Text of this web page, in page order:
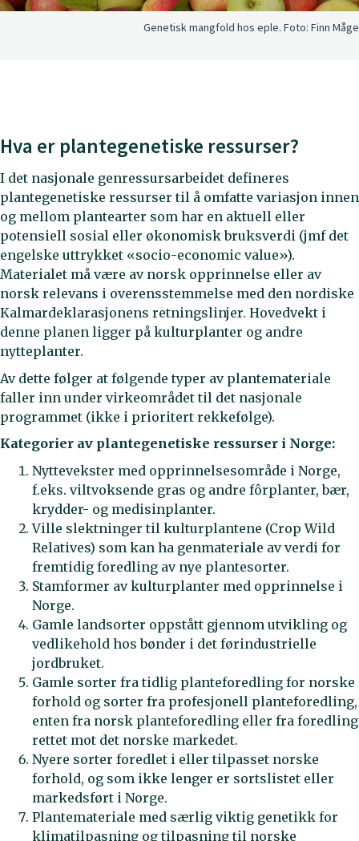
Genetisk mangfold hos eple. Foto: Finn Måge
Hva er plantegenetiske ressurser?
I det nasjonale genressursarbeidet defineres
plantegenetiske ressurser til å omfatte variasjon innen
og mellom plantearter som har en aktuell eller
potensiell sosial eller økonomisk bruksverdi (jmf det
engelske uttrykket «socio-economic value»).
Materialet må være av norsk opprinnelse eller av
norsk relevans i overensstemmelse med den nordiske
Kalmardeklarasjonens retningslinjer. Hovedvekt i
denne planen ligger på kulturplanter og andre
nytteplanter.
Av dette følger at følgende typer av plantemateriale
faller inn under virkeområdet til det nasjonale
programmet (ikke i prioritert rekkefølge).
Kategorier av plantegenetiske ressurser i Norge:
Nyttevekster med opprinnelsesområde i Norge,
f.eks. viltvoksende gras og andre fôrplanter, bær,
krydder- og medisinplanter.
Ville slektninger til kulturplantene (Crop Wild
Relatives) som kan ha genmateriale av verdi for
fremtidig foredling av nye plantesorter.
Stamformer av kulturplanter med opprinnelse i
Norge.
Gamle landsorter oppstått gjennom utvikling og
vedlikehold hos bønder i det førindustrielle
jordbruket.
Gamle sorter fra tidlig planteforedling for norske
forhold og sorter fra profesjonell planteforedling,
enten fra norsk planteforedling eller fra foredling
rettet mot det norske markedet.
Nyere sorter foredlet i eller tilpasset norske
forhold, og som ikke lenger er sortslistet eller
markedsført i Norge.
Plantemateriale med særlig viktig genetikk for
klimatilpasning og tilpasning til norske